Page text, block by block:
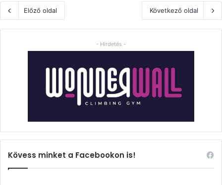
Előző oldal Következő oldal
- Hirdetés -
Kövess minket a Facebookon is!